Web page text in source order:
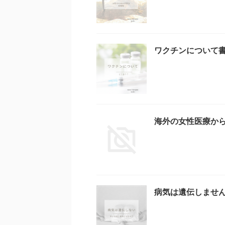
ワクチンについて
海外の女性医療か
病気は遺伝しません